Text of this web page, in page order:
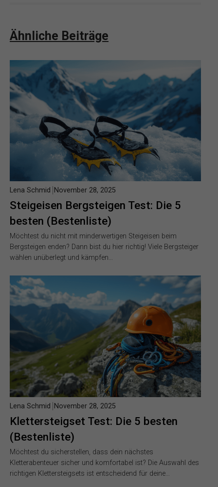
Ähnliche Beiträge
Steigeisen Bergsteigen Test: Die 5
besten (Bestenliste)
Lena Schmid November 28, 2025
Möchtest du nicht mit minderwertigen Steigeisen beim
Bergsteigen enden? Dann bist du hier richtig! Viele Bergsteiger
wählen unüberlegt und kämpfen…
Klettersteigset Test: Die 5 besten
(Bestenliste)
Lena Schmid November 28, 2025
Möchtest du sicherstellen, dass dein nächstes
Kletterabenteuer sicher und komfortabel ist? Die Auswahl des
richtigen Klettersteigsets ist entscheidend für deine…